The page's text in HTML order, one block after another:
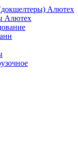
Алютех
Алютех